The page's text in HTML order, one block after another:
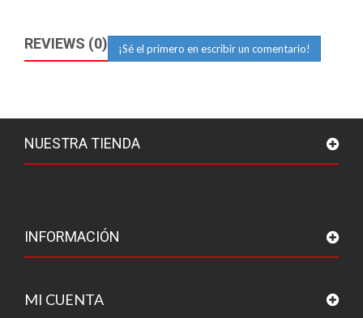
REVIEWS (0) ¡Sé el primero en escribir un comentario!
NUESTRA TIENDA
INFORMACIÓN
MI CUENTA